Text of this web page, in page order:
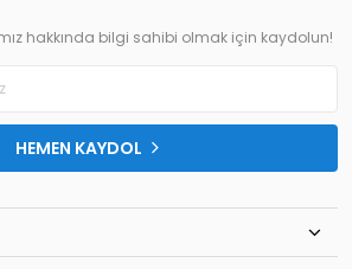
hakkında bilgi sahibi olmak için kaydolun!
HEMEN KAYDOL